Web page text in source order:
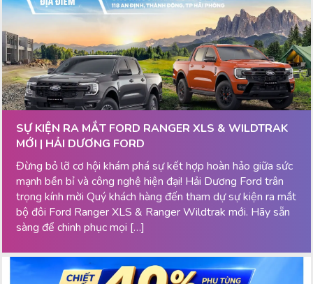
SỰ KIỆN RA MẮT FORD RANGER XLS & WILDTRAK
MỚI | HẢI DƯƠNG FORD
Đừng bỏ lỡ cơ hội khám phá sự kết hợp hoàn hảo giữa sức
mạnh bền bỉ và công nghệ hiện đại! Hải Dương Ford trân
trọng kính mời Quý khách hàng đến tham dự sự kiện ra mắt
bộ đôi Ford Ranger XLS & Ranger Wildtrak mới. Hãy sẵn
sàng để chinh phục mọi […]